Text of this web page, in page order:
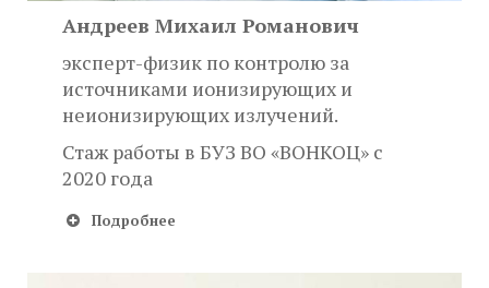
Андреев Михаил Романович
эксперт-физик по контролю за
источниками ионизирующих и
неионизирующих излучений.
Стаж работы в БУЗ ВО «ВОНКОЦ» с
2020 года
Подробнее